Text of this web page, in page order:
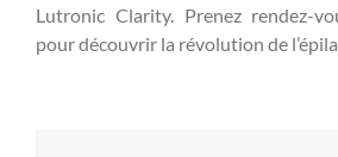
Lutronic Clarity. Prenez rendez-
pour découvrir la révolution de